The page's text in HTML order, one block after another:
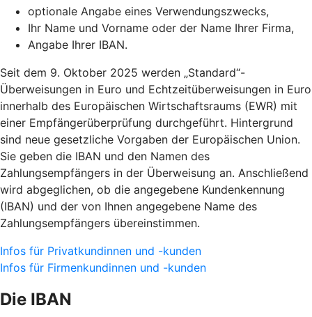
optionale Angabe eines Verwendungszwecks,
Ihr Name und Vorname oder der Name Ihrer Firma,
Angabe Ihrer IBAN.
Seit dem 9. Oktober 2025 werden „Standard“-
Überweisungen in Euro und Echtzeitüberweisungen in Euro
innerhalb des Europäischen Wirtschaftsraums (EWR) mit
einer Empfängerüberprüfung durchgeführt. Hintergrund
sind neue gesetzliche Vorgaben der Europäischen Union.
Sie geben die IBAN und den Namen des
Zahlungsempfängers in der Überweisung an. Anschließend
wird abgeglichen, ob die angegebene Kundenkennung
(IBAN) und der von Ihnen angegebene Name des
Zahlungsempfängers übereinstimmen.
Infos für Privatkundinnen und -kunden
Infos für Firmenkundinnen und -kunden
Die IBAN